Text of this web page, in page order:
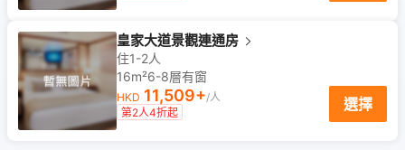
皇家大道景觀連通房
住1-2人
16m²6-8層有窗
HKD 11,509+/人
第2人4折起
選擇